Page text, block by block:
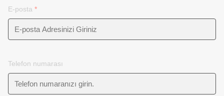
E-posta *
Telefon numarası